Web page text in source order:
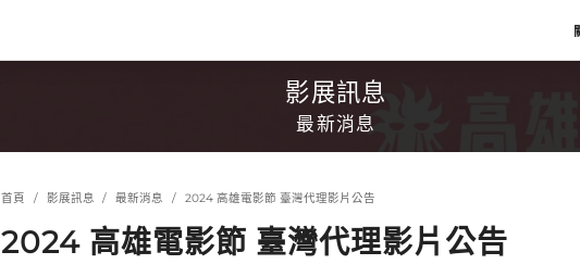
影展訊息
最新消息
首頁 影展訊息 最新消息 2024 高雄電影節 臺灣代理影片公告
2024 高雄電影節 臺灣代理影片公告